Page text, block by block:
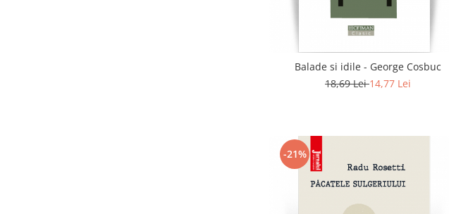
Balade si idile - George Cosbuc
18,69 Lei14,77 Lei
-21%